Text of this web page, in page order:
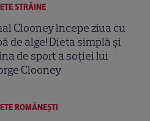
STRĂINE
Clooney începe ziua cu
de alge! Dieta simplă și
de sport a soției lui
Clooney
ROMÂNEŞTI